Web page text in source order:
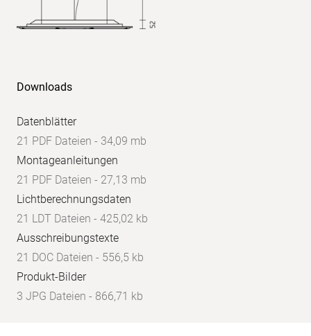
Downloads
Datenblätter
21 PDF Dateien - 34,09 mb
Montageanleitungen
21 PDF Dateien - 27,13 mb
Lichtberechnungsdaten
21 LDT Dateien - 425,02 kb
Ausschreibungstexte
21 DOC Dateien - 556,5 kb
Produkt-Bilder
3 JPG Dateien - 866,71 kb